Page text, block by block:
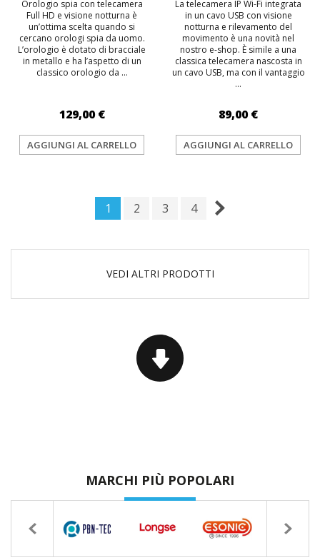
Orologio spia con telecamera
Full HD e visione notturna è
un’ottima scelta quando si
cercano orologi spia da uomo.
L’orologio è dotato di bracciale
in metallo e ha l’aspetto di un
classico orologio da ...
129,00 €
AGGIUNGI AL CARRELLO
La telecamera IP Wi-Fi integrata
in un cavo USB con visione
notturna e rilevamento del
movimento è una novità nel
nostro e-shop. È simile a una
classica telecamera nascosta in
un cavo USB, ma con il vantaggio
...
89,00 €
AGGIUNGI AL CARRELLO
1 2 3 4
VEDI ALTRI PRODOTTI
MARCHI PIÙ POPOLARI